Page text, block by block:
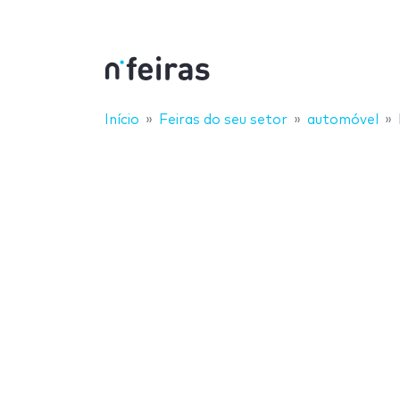
Início Feiras do seu setor automóvel